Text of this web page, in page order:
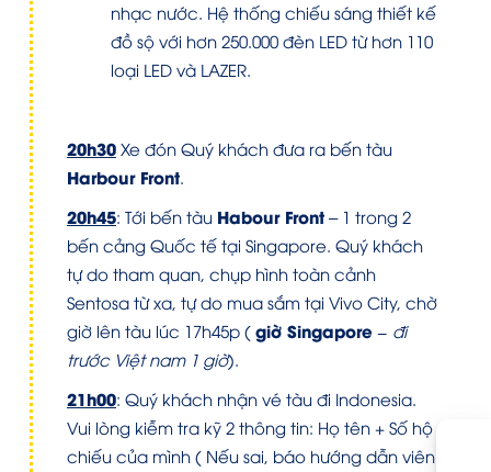
nhạc nước. Hệ thống chiếu sáng thiết kế
đồ sộ với hơn 250.000 đèn LED từ hơn 110
loại LED và LAZER.
20h30 Xe đón Quý khách đưa ra bến tàu
Harbour Front.
20h45: Tới bến tàu Habour Front – 1 trong 2
bến cảng Quốc tế tại Singapore. Quý khách
tự do tham quan, chụp hình toàn cảnh
Sentosa từ xa, tự do mua sắm tại Vivo City, chờ
giờ lên tàu lúc 17h45p ( giờ Singapore – đi
trước Việt nam 1 giờ).
21h00: Quý khách nhận vé tàu đi Indonesia.
Vui lòng kiễm tra kỹ 2 thông tin: Họ tên + Số hộ
chiếu của mình ( Nếu sai, báo hướng dẫn viên